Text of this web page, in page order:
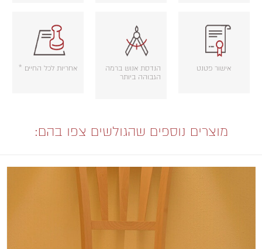
אישור פטנט
הנדסת אנוש ברמה
הגבוהה ביותר
אחריות לכל החיים *
מוצרים נוספים שהגולשים צפו בהם: